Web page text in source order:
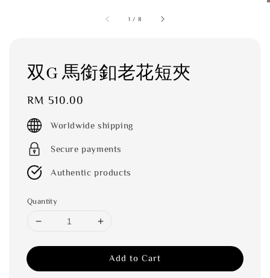
1 / 8
双G 馬銜釦老花短夾
Regular
price
RM 510.00
Worldwide shipping
Secure payments
Authentic products
Quantity
Add to Cart